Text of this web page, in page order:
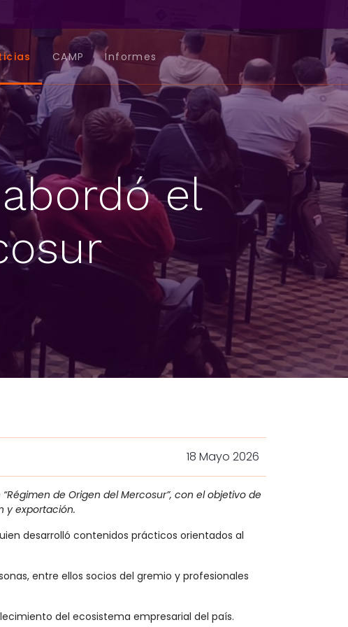
CAMP Informes
el
18 Mayo 2026
de Origen del Mercosur”, con el objetivo de
y exportación.
desarrolló contenidos prácticos orientados al
entre ellos socios del gremio y profesionales
del ecosistema empresarial del país.